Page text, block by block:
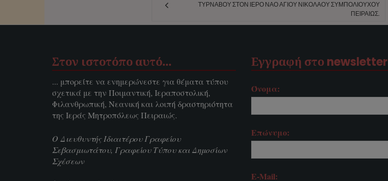
ΤΥΡΝΆΒΟΥ ΣΤΟΝ ΙΕΡΌ ΝΑΌ ΑΓΊΟΥ ΝΙΚΟΛΆΟΥ ΣΥΜΠΟΛΙΟΎΧΟΥ
ΠΕΙΡΑΙΏΣ.
Στον ιστοτόπο αυτό…
... μπορείτε να ενημερώνεστε για θέματα τύπου
σχετικά με την Ποιμαντική, Ιεραποστολική,
Φιλανθρωπική, Νεανική και λοιπή δραστηριότητα
της Ιεράς Μητροπόλεως Πειραιώς.
Ο Διευθυντής Ιδιαιτέρου Γραφείου
Σεβασμιωτάτου, Γραφείου Τύπου και Δημοσίων
Σχέσεων
Εγγραφή στο newsletter
Όνομα:
Επώνυμο:
E-Mail: